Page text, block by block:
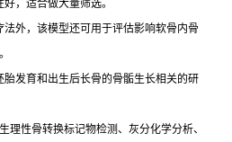
，适合做大量筛选。
外，该模型还可用于评估影响软骨内骨
发育和出生后长骨的骨骺生长相关的研
理性骨转换标记物检测、灰分化学分析、